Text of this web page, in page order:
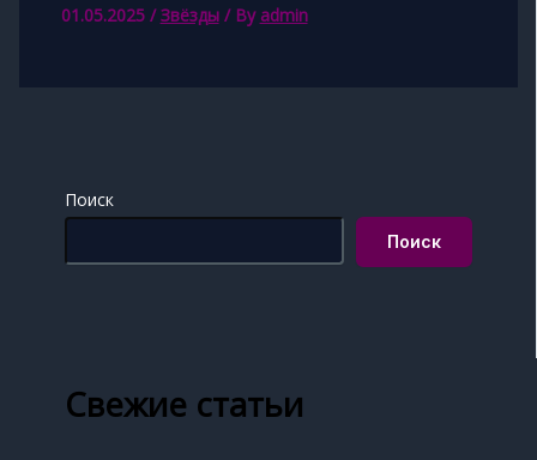
01.05.2025 /Звёзды/ By admin
Поиск
Поиск
Свежие статьи